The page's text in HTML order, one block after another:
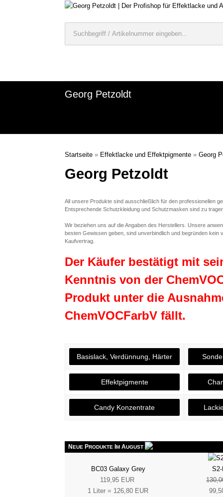
Georg Petzoldt
Startseite » Effektlacke und Effektpigmente » Georg
Georg Petzoldt
All unsere Produkte sind ausschließlich für den professionellen
Entsprechende Schutzkleidung und Schutzmasken sind zu
Wir beziehen uns auf die Angaben des Herstellers. Unsere
besten Gewissen geben, sind unverbindlich und begründen
Kaufvertrag.
Der Käufer bestätigt mit
Kenntnis von der
Produkt unter die
ChemVOCFarbV fällt.
Basislack, Verdünnung, Härter
Effektpigmente
Candy Konzentrate
NEUE PRODUKTE IM AUGUST
BC03 Galaxy Grey
119,95 EUR
1 Liter = 126,80 EUR